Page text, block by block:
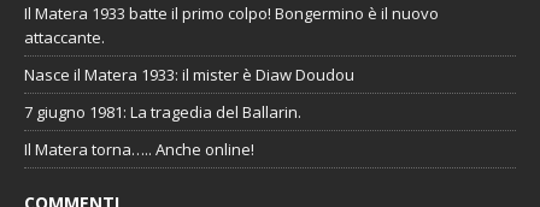
Il Matera 1933 batte il primo colpo! Bongermino è il nuovo
attaccante.
Nasce il Matera 1933: il mister è Diaw Doudou
7 giugno 1981: La tragedia del Ballarin.
Il Matera torna….. Anche online!